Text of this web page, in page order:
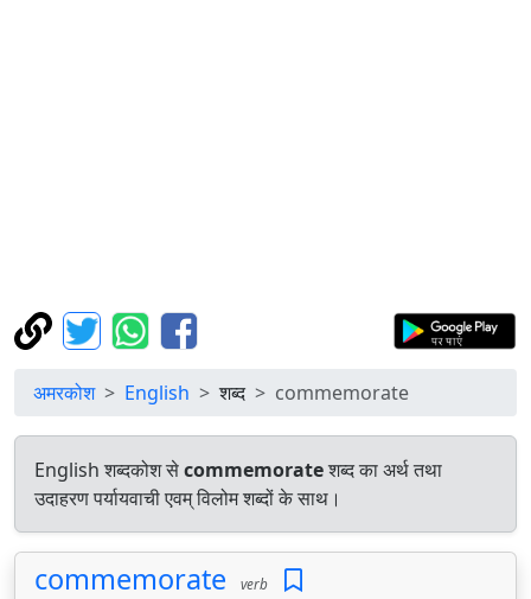
अमरकोश English शब्द commemorate
English शब्दकोश सेcommemorateशब्द का अर्थ तथा
उदाहरण पर्यायवाची एवम् विलोम शब्दों के साथ।
commemorate verb